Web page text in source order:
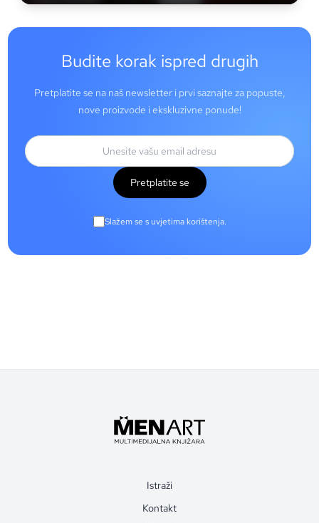
Budite korak ispred drugih
Pretplatite se na naš newsletter i prvi saznajte za popuste,
nove proizvode i ekskluzivne ponude!
Pretplatite se
Slažem se s uvjetima korištenja.
Istraži
Kontakt